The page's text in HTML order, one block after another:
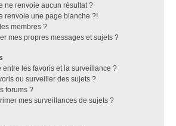
ne renvoie aucun résultat ?
renvoie une page blanche ?!
membres ?
mes propres messages et sujets ?
entre les favoris et la surveillance ?
ou surveiller des sujets ?
forums ?
mes surveillances de sujets ?